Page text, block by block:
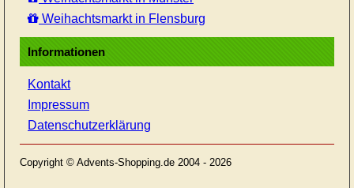
Weihachtsmarkt in Flensburg
Informationen
Kontakt
Impressum
Datenschutzerklärung
Copyright © Advents-Shopping.de 2004 - 2026